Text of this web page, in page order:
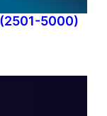
(2501-5000)